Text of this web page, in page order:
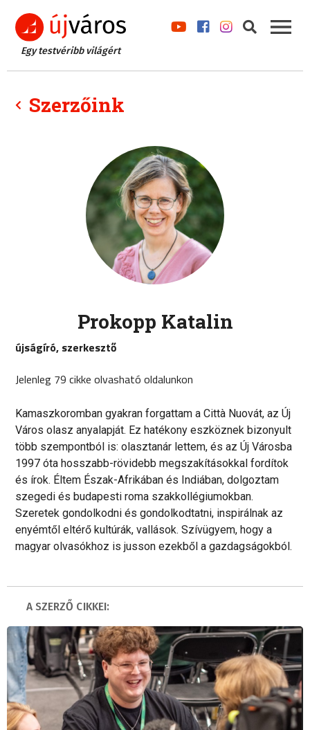
Egy testvéribb világért
Szerzőink
Prokopp Katalin
újságíró, szerkesztő
Jelenleg 79 cikke olvasható oldalunkon
Kamaszkoromban gyakran forgattam a Città Nuovát, az Új
Város olasz anyalapját. Ez hatékony eszköznek bizonyult
több szempontból is: olasztanár lettem, és az Új Városba
1997 óta hosszabb-rövidebb megszakításokkal fordítok
és írok. Éltem Észak-Afrikában és Indiában, dolgoztam
szegedi és budapesti roma szakkollégiumokban.
Szeretek gondolkodni és gondolkodtatni, inspirálnak az
enyémtől eltérő kultúrák, vallások. Szívügyem, hogy a
magyar olvasókhoz is jusson ezekből a gazdagságokból.
A SZERZŐ CIKKEI: